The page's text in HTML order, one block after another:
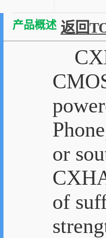
产品概述 返回
or
of